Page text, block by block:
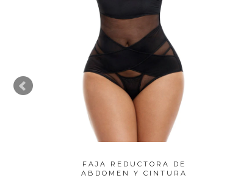
FAJA REDUCTORA DE
ABDOMEN Y CINTURA